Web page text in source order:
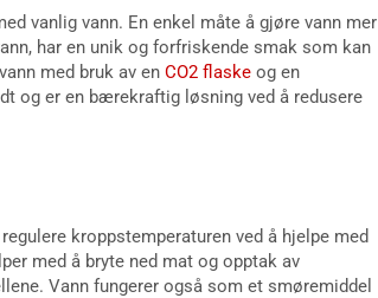
vanlig vann. En enkel måte å gjøre vann mer
har en unik og forfriskende smak som kan
med bruk av en CO2 flaske og en
og er en bærekraftig løsning ved å redusere
kroppstemperaturen ved å hjelpe med
med å bryte ned mat og opptak av
Vann fungerer også som et smøremiddel